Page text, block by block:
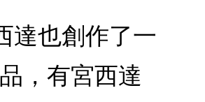
達也創作了一
，有宮西達